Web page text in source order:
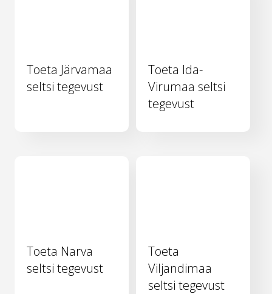
Toeta Järvamaa
seltsi tegevust
Toeta Ida-
Virumaa seltsi
tegevust
Toeta Narva
seltsi tegevust
Toeta
Viljandimaa
seltsi tegevust